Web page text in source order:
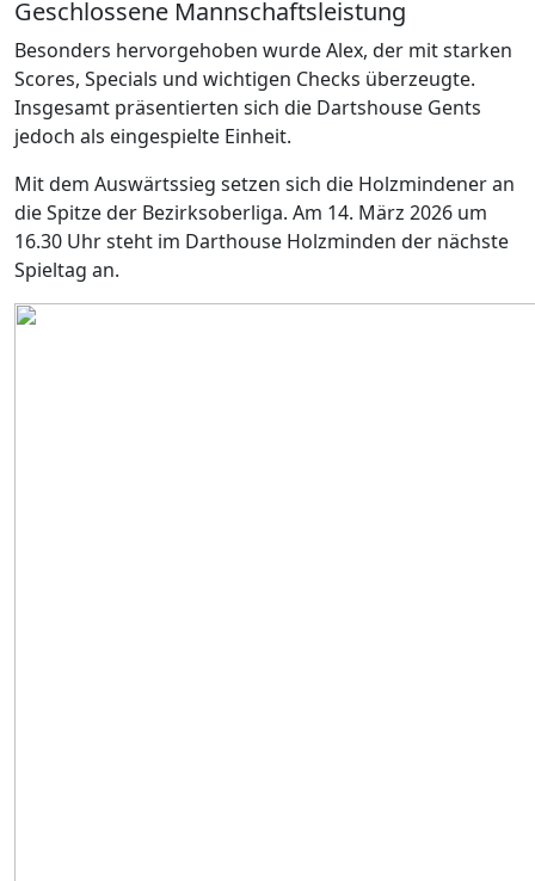
Geschlossene Mannschaftsleistung
Besonders hervorgehoben wurde Alex, der mit starken
Scores, Specials und wichtigen Checks überzeugte.
Insgesamt präsentierten sich die Dartshouse Gents
jedoch als eingespielte Einheit.
Mit dem Auswärtssieg setzen sich die Holzmindener an
die Spitze der Bezirksoberliga. Am 14. März 2026 um
16.30 Uhr steht im Darthouse Holzminden der nächste
Spieltag an.